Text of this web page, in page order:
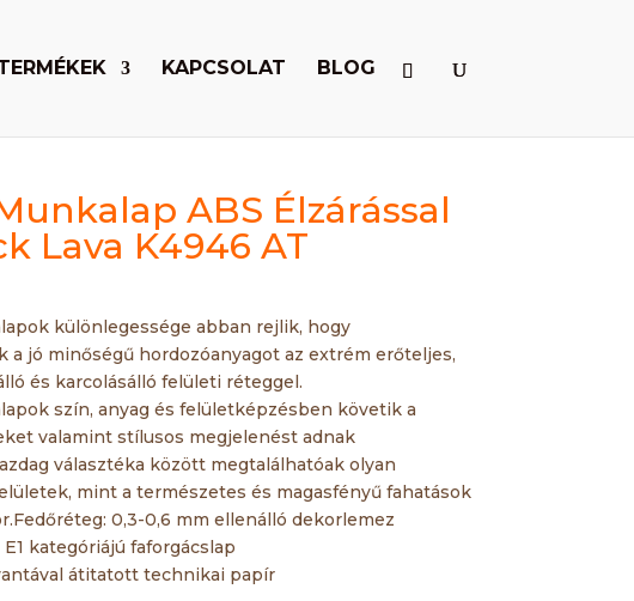
KAPCSOLAT BLOG
ABS Élzárással
Lava K4946 AT
különlegessége abban rejlik, hogy
a jó minőségű hordozóanyagot az extrém erőteljes,
és karcolásálló felületi réteggel.
szín, anyag és felületképzésben követik a
valamint stílusos megjelenést adnak
választéka között megtalálhatóak olyan
mint a természetes és magasfényű fahatások
0,3-0,6 mm ellenálló dekorlemez
kategóriájú faforgácslap
átitatott technikai papír